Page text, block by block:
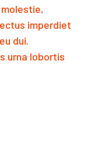
imperdiet
dui.
urna lobortis